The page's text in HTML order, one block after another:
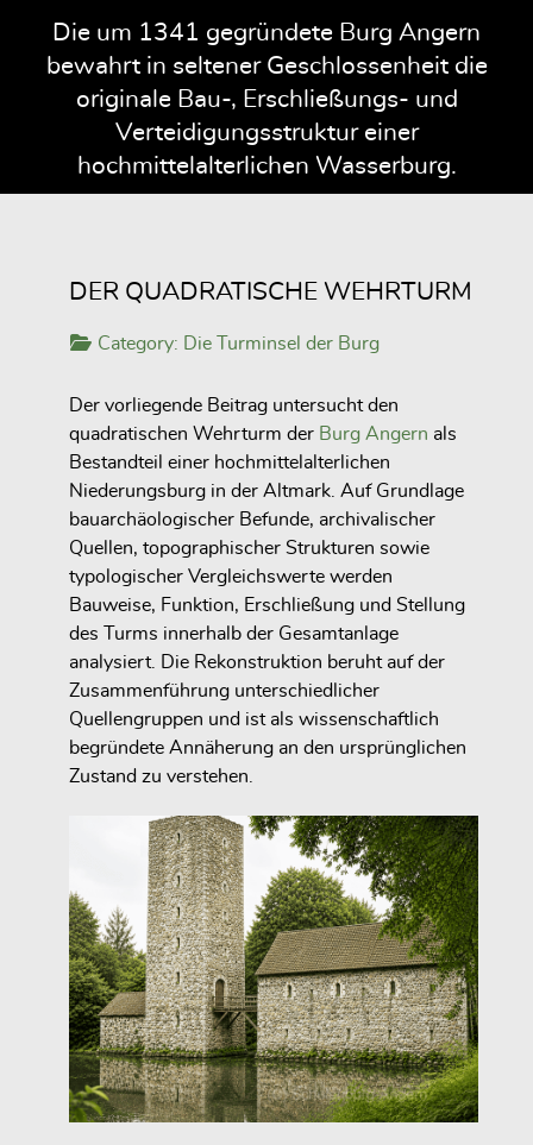
Die um 1341 gegründete Burg Angern
bewahrt in seltener Geschlossenheit die
originale Bau-, Erschließungs- und
Verteidigungsstruktur einer
hochmittelalterlichen Wasserburg.
DER QUADRATISCHE WEHRTURM
Category: Die Turminsel der Burg
Der vorliegende Beitrag untersucht den
quadratischen Wehrturm der Burg Angern als
Bestandteil einer hochmittelalterlichen
Niederungsburg in der Altmark. Auf Grundlage
bauarchäologischer Befunde, archivalischer
Quellen, topographischer Strukturen sowie
typologischer Vergleichswerte werden
Bauweise, Funktion, Erschließung und Stellung
des Turms innerhalb der Gesamtanlage
analysiert. Die Rekonstruktion beruht auf der
Zusammenführung unterschiedlicher
Quellengruppen und ist als wissenschaftlich
begründete Annäherung an den ursprünglichen
Zustand zu verstehen.